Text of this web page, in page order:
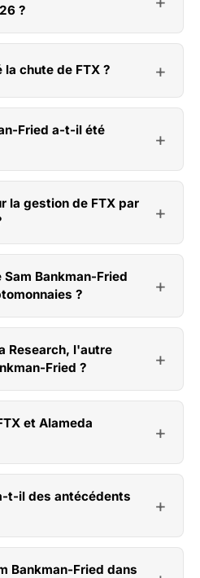
?
chute de FTX ?
Fried a-t-il été
la gestion de FTX par
Bankman-Fried
?
Research, l'autre
Fried ?
et Alameda
t-il des antécédents
Bankman-Fried dans